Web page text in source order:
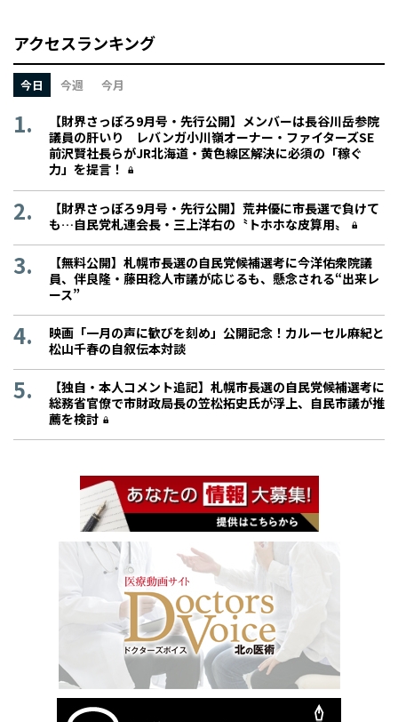
アクセスランキング
今日 今週 今月
【財界さっぽろ9月号・先行公開】メンバーは長谷川岳参院
議員の肝いり レバンガ小川嶺オーナー・ファイターズSE
前沢賢社長らがJR北海道・黄色線区解決に必須の「稼ぐ
力」を提言！
【財界さっぽろ9月号・先行公開】荒井優に市長選で負けて
も…自民党札連会長・三上洋右の〝トホホな皮算用〟
【無料公開】札幌市長選の自民党候補選考に今洋佑衆院議
員、伴良隆・藤田稔人市議が応じるも、懸念される“出来レ
ース”
映画「一月の声に歓びを刻め」公開記念！カルーセル麻紀と
松山千春の自叙伝本対談
【独自・本人コメント追記】札幌市長選の自民党候補選考に
総務省官僚で市財政局長の笠松拓史氏が浮上、自民市議が推
薦を検討